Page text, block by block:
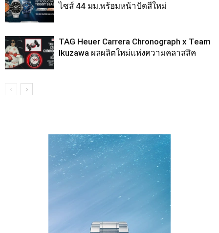
ไซส์ 44 มม.พร้อมหน้าปัดสีใหม่
TAG Heuer Carrera Chronograph x Team
Ikuzawa ผลผลิตใหม่แห่งความคลาสสิค